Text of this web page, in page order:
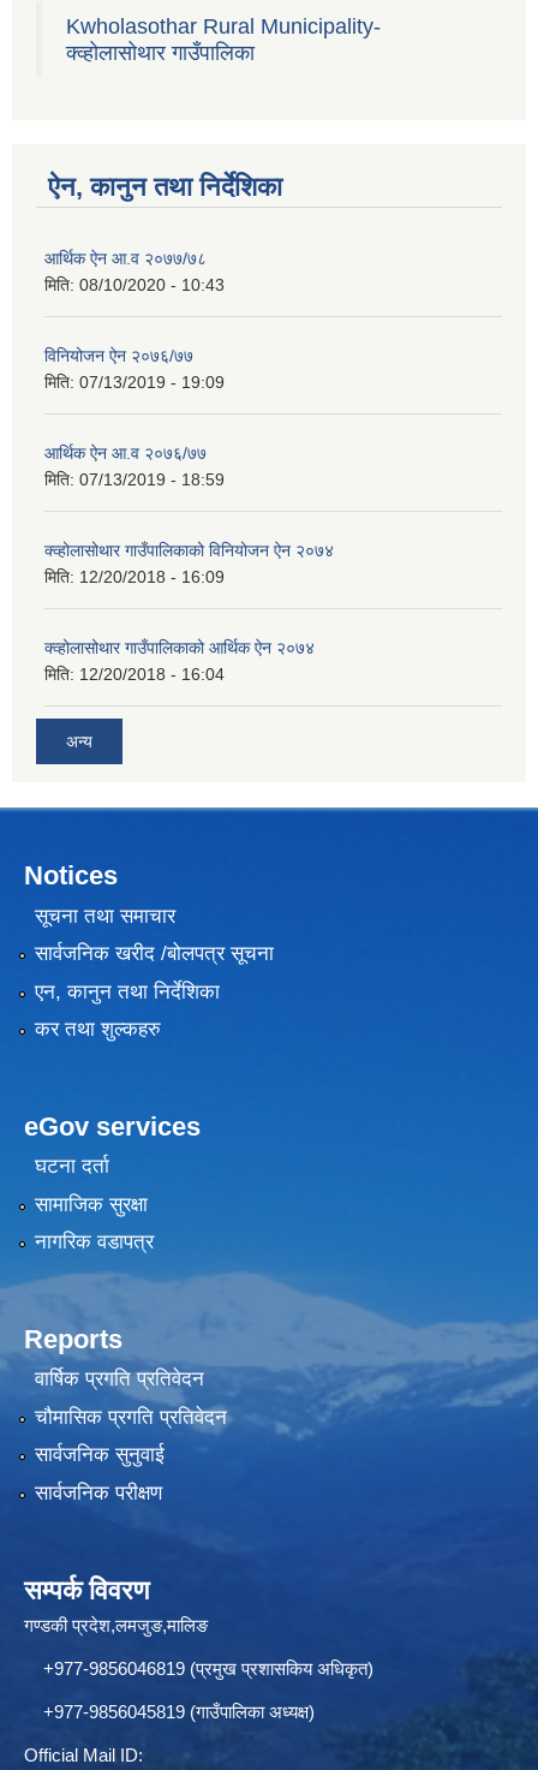
Kwholasothar Rural Municipality-
क्व्होलासोथार गाउँपालिका
ऐन, कानुन तथा निर्देशिका
आर्थिक ऐन आ.व २०७७/७८
मिति: 08/10/2020 - 10:43
विनियोजन ऐन २०७६/७७
मिति: 07/13/2019 - 19:09
आर्थिक ऐन आ.व २०७६/७७
मिति: 07/13/2019 - 18:59
क्व्होलासोथार गाउँपालिकाको विनियोजन ऐन २०७४
मिति: 12/20/2018 - 16:09
क्व्होलासोथार गाउँपालिकाको आर्थिक ऐन २०७४
मिति: 12/20/2018 - 16:04
अन्य
Notices
सूचना तथा समाचार
सार्वजनिक खरीद /बोलपत्र सूचना
एन, कानुन तथा निर्देशिका
कर तथा शुल्कहरु
eGov services
घटना दर्ता
सामाजिक सुरक्षा
नागरिक वडापत्र
Reports
वार्षिक प्रगति प्रतिवेदन
चौमासिक प्रगति प्रतिवेदन
सार्वजनिक सुनुवाई
सार्वजनिक परीक्षण
सम्पर्क विवरण
गण्डकी प्रदेश,लमजुङ,मालिङ
+977-9856046819 (प्रमुख प्रशासकिय अधिकृत)
+977-9856045819 (गाउँपालिका अध्यक्ष)
Official Mail ID: